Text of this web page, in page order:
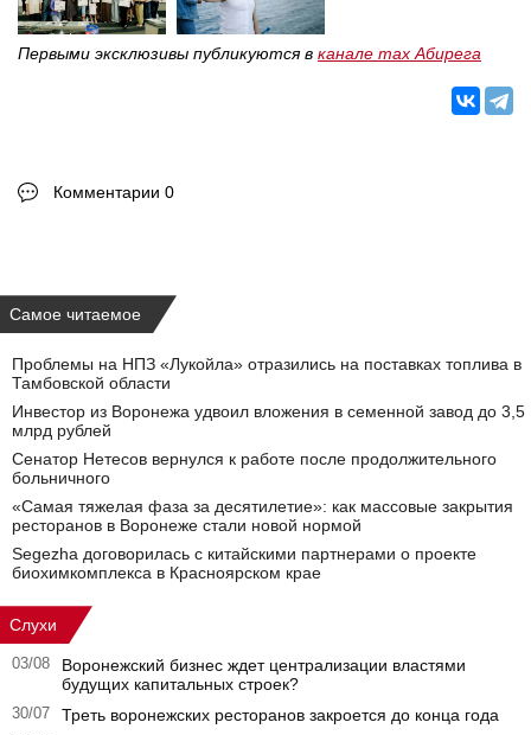
Первыми эксклюзивы публикуются в канале max Абирега
Комментарии 0
Самое читаемое
Проблемы на НПЗ «Лукойла» отразились на поставках топлива в
Тамбовской области
Инвестор из Воронежа удвоил вложения в семенной завод до 3,5
млрд рублей
Сенатор Нетесов вернулся к работе после продолжительного
больничного
«Самая тяжелая фаза за десятилетие»: как массовые закрытия
ресторанов в Воронеже стали новой нормой
Segezha договорилась с китайскими партнерами о проекте
биохимкомплекса в Красноярском крае
Слухи
03/08
Воронежский бизнес ждет централизации властями
будущих капитальных строек?
30/07 Треть воронежских ресторанов закроется до конца года